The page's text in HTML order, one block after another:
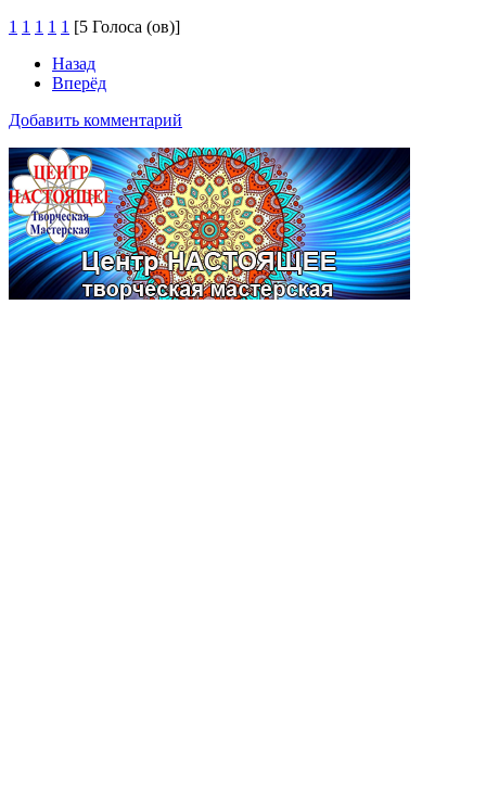
1 1 1 1 1 [5 Голоса (ов)]
Назад
Вперёд
Добавить комментарий